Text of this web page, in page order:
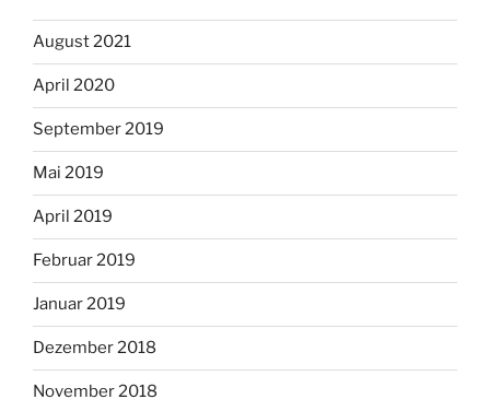
August 2021
April 2020
September 2019
Mai 2019
April 2019
Februar 2019
Januar 2019
Dezember 2018
November 2018